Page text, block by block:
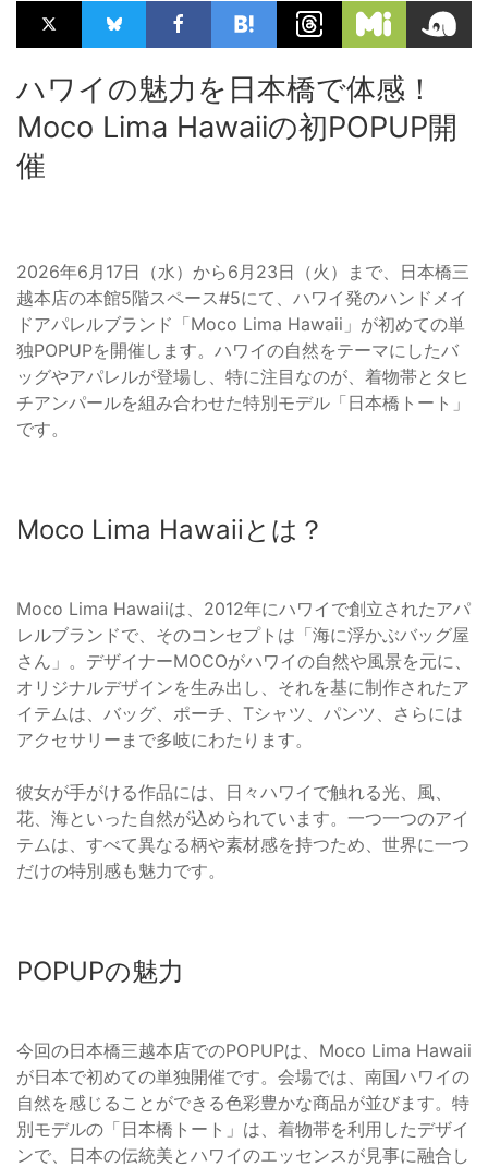
ハワイの魅力を日本橋で体感！
Moco Lima Hawaiiの初POPUP開
催
2026年6月17日（水）から6月23日（火）まで、日本橋三
越本店の本館5階スペース#5にて、ハワイ発のハンドメイ
ドアパレルブランド「Moco Lima Hawaii」が初めての単
独POPUPを開催します。ハワイの自然をテーマにしたバ
ッグやアパレルが登場し、特に注目なのが、着物帯とタヒ
チアンパールを組み合わせた特別モデル「日本橋トート」
です。
Moco Lima Hawaiiとは？
Moco Lima Hawaiiは、2012年にハワイで創立されたアパ
レルブランドで、そのコンセプトは「海に浮かぶバッグ屋
さん」。デザイナーMOCOがハワイの自然や風景を元に、
オリジナルデザインを生み出し、それを基に制作されたア
イテムは、バッグ、ポーチ、Tシャツ、パンツ、さらには
アクセサリーまで多岐にわたります。
彼女が手がける作品には、日々ハワイで触れる光、風、
花、海といった自然が込められています。一つ一つのアイ
テムは、すべて異なる柄や素材感を持つため、世界に一つ
だけの特別感も魅力です。
POPUPの魅力
今回の日本橋三越本店でのPOPUPは、Moco Lima Hawaii
が日本で初めての単独開催です。会場では、南国ハワイの
自然を感じることができる色彩豊かな商品が並びます。特
別モデルの「日本橋トート」は、着物帯を利用したデザイ
ンで、日本の伝統美とハワイのエッセンスが見事に融合し